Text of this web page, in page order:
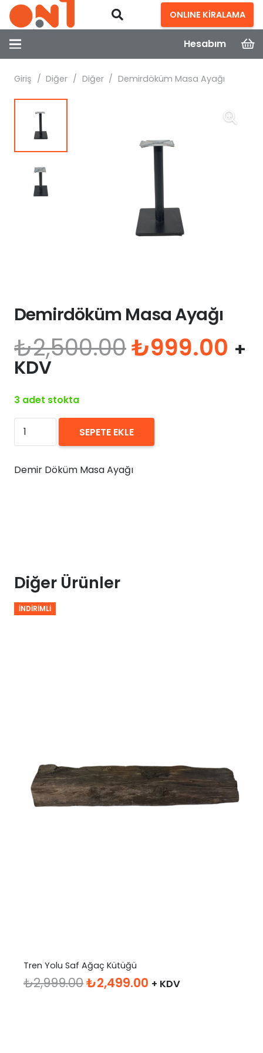
ONLINE KİRALAMA
Hesabım
Giriş / Diğer / Diğer / Demirdöküm Masa Ayağı
Demirdöküm Masa Ayağı
₺2,500.00Orijinal
fiyat:
₺999.00 Şu
+
KDV
3 adet stokta
Demirdöküm
Masa
adet
SEPETE EKLE
Demir Döküm Masa Ayağı
Diğer Ürünler
İNDIRIMLI
Tren Yolu Saf Ağaç Kütüğü
₺2,999.00Orijinal
₺2,499.00 Şu
+ KDV